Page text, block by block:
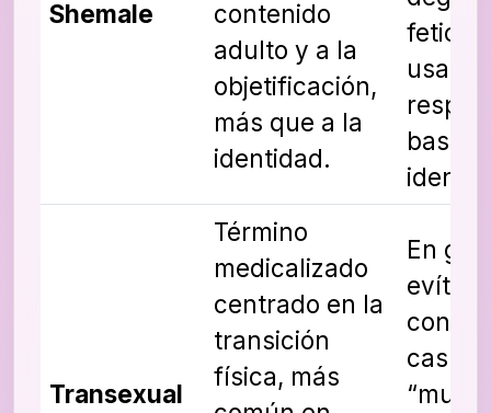
Shemale
contenido
adulto y a la
objetificación,
más que a la
identidad.
usa
Transexual
Término
medicalizado
centrado en la
transición
física, más
En
evítalo